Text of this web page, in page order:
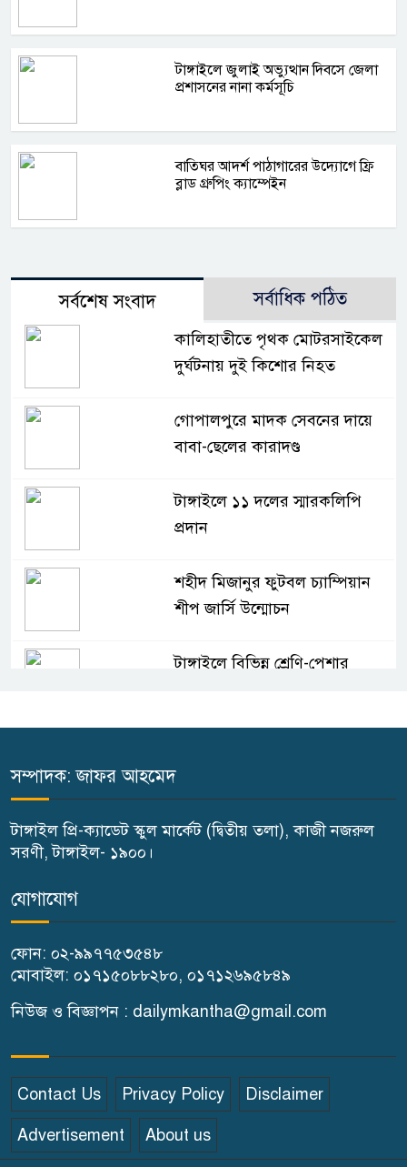
টাঙ্গাইলে জুলাই অভ্যুত্থান দিবসে জেলা
প্রশাসনের নানা কর্মসূচি
বাতিঘর আদর্শ পাঠাগারের উদ্যোগে ফ্রি
ব্লাড গ্রুপিং ক্যাম্পেইন
সর্বশেষ সংবাদ সর্বাধিক পঠিত
কালিহাতীতে পৃথক মোটরসাইকেল
দুর্ঘটনায় দুই কিশোর নিহত
গোপালপুরে মাদক সেবনের দায়ে
বাবা-ছেলের কারাদণ্ড
টাঙ্গাইলে ১১ দলের স্মারকলিপি
প্রদান
শহীদ মিজানুর ফুটবল চ্যাম্পিয়ান
শীপ জার্সি উন্মোচন
টাঙ্গাইলে বিভিন্ন শ্রেণি-পেশার
করছে স্বৈরাচারের দোসররা-প্রতিমন্ত্রী
টুকু
টাঙ্গাইলে জুলাই অভ্যুত্থান দিবসে
৫দিন অনশনের পর বিয়ে,
মরদেহ উদ্ধার
বাসাইলে সুন্না আব্বাছিয়া উচ্চ
বিদ্যালয়ে জুলাই গণঅভ্যুত্থান দিবস
সম্পাদক: জাফর আহমেদ
টাঙ্গাইল প্রি-ক্যাডেট স্কুল মার্কেট (দ্বিতীয় তলা), কাজী নজরুল
সরণী, টাঙ্গাইল- ১৯০০।
যোগাযোগ
ফোন: ০২-৯৯৭৭৫৩৫৪৮
মোবাইল: ০১৭১৫০৮৮২৮০, ০১৭১২৬৯৫৮৪৯
নিউজ ও বিজ্ঞাপন : dailymkantha@gmail.com
Contact Us Privacy Policy Disclaimer
Advertisement About us